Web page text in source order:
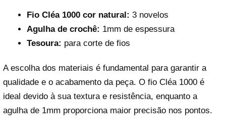
Fio Cléa 1000 cor natural: 3 novelos
Agulha de crochê: 1mm de espessura
Tesoura: para corte de fios
A escolha dos materiais é fundamental para garantir a
qualidade e o acabamento da peça. O fio Cléa 1000 é
ideal devido à sua textura e resistência, enquanto a
agulha de 1mm proporciona maior precisão nos pontos.